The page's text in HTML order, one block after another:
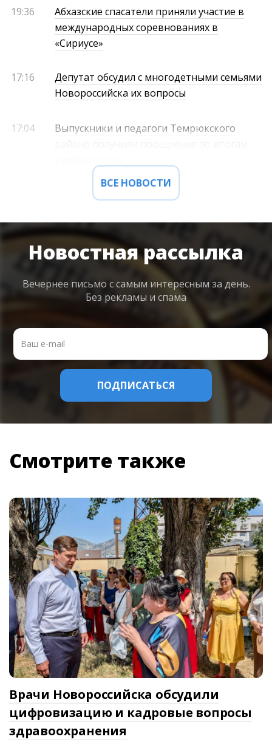
19:36
Абхазские спасатели приняли участие в
международных соревнованиях в
«Сириусе»
17:16
Депутат обсудил с многодетными семьями
Новороссийска их вопросы
17:04
Выпускники и педагоги Темрюкского
ВСЕ НОВОСТИ
Новостная рассылка
Вечернее письмо с самым интересным за день.
Без рекламы и спама
Смотрите также
Врачи Новороссийска обсудили
цифровизацию и кадровые вопросы
здравоохранения